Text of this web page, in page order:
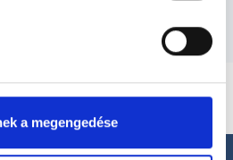
a megengedése